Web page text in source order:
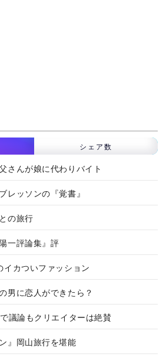
シェア数
さんが娘に代わりバイト
レッソンの『覚書』
の旅行
一評論集』評
イカついファッション
男に恋人ができたら？
議論もクリエイターは絶賛
』岡山旅行を堪能